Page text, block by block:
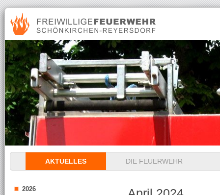
Navigation
überspringenAKTUELLES DIE FEUERWEHR
2026